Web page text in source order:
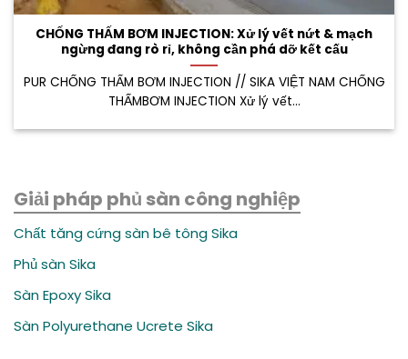
CHỐNG THẤM BƠM INJECTION: Xử lý vết nứt & mạch
ngừng đang rò rỉ, không cần phá dỡ kết cấu
PUR CHỐNG THẤM BƠM INJECTION // SIKA VIỆT NAM CHỐNG
THẤMBƠM INJECTION Xử lý vết...
Giải pháp phủ sàn công nghiệp
Chất tăng cứng sàn bê tông Sika
Phủ sàn Sika
Sàn Epoxy Sika
Sàn Polyurethane Ucrete Sika